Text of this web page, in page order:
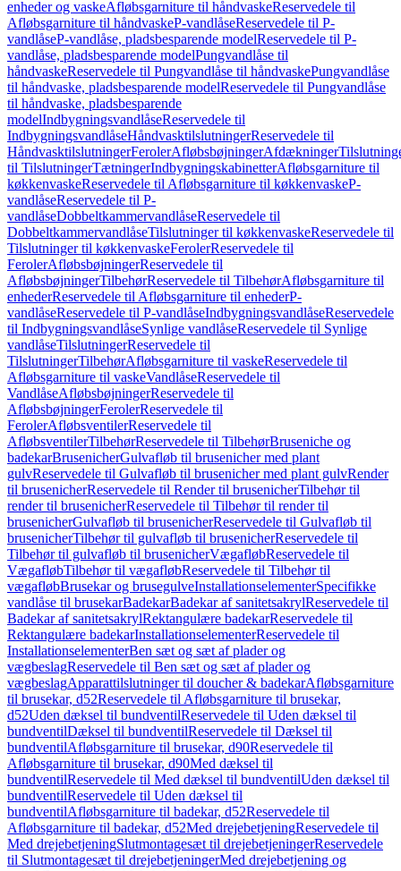
enheder og vaskeAfløbsgarniture til håndvaskeReservedele til
Afløbsgarniture til håndvaskeP-vandlåseReservedele til P-
vandlåseP-vandlåse, pladsbesparende modelReservedele til P-
vandlåse, pladsbesparende modelPungvandlåse til
håndvaskeReservedele til Pungvandlåse til håndvaskePungvandlåse
til håndvaske, pladsbesparende modelReservedele til Pungvandlåse
til håndvaske, pladsbesparende
modelIndbygningsvandlåseReservedele til
IndbygningsvandlåseHåndvasktilslutningerReservedele til
HåndvasktilslutningerFerolerAfløbsbøjningerAfdækninger
til TilslutningerTætningerIndbygningskabinetterAfløbsgarniture til
køkkenvaskeReservedele til Afløbsgarniture til køkkenvaskeP-
vandlåseReservedele til P-
vandlåseDobbeltkammervandlåseReservedele til
DobbeltkammervandlåseTilslutninger til køkkenvaskeReservedele til
Tilslutninger til køkkenvaskeFerolerReservedele til
FerolerAfløbsbøjningerReservedele til
AfløbsbøjningerTilbehørReservedele til TilbehørAfløbsgarniture til
enhederReservedele til Afløbsgarniture til enhederP-
vandlåseReservedele til P-vandlåseIndbygningsvandlåseReservedele
til IndbygningsvandlåseSynlige vandlåseReservedele til Synlige
vandlåseTilslutningerReservedele til
TilslutningerTilbehørAfløbsgarniture til vaskeReservedele til
Afløbsgarniture til vaskeVandlåseReservedele til
VandlåseAfløbsbøjningerReservedele til
AfløbsbøjningerFerolerReservedele til
FerolerAfløbsventilerReservedele til
AfløbsventilerTilbehørReservedele til TilbehørBruseniche og
badekarBrusenicherGulvafløb til brusenicher med plant
gulvReservedele til Gulvafløb til brusenicher med plant gulvRender
til brusenicherReservedele til Render til brusenicherTilbehør til
render til brusenicherReservedele til Tilbehør til render til
brusenicherGulvafløb til brusenicherReservedele til Gulvafløb til
brusenicherTilbehør til gulvafløb til brusenicherReservedele til
Tilbehør til gulvafløb til brusenicherVægafløbReservedele til
VægafløbTilbehør til vægafløbReservedele til Tilbehør til
vægafløbBrusekar og brusegulveInstallationselementerSpecifikke
vandlåse til brusekarBadekarBadekar af sanitetsakrylReservedele til
Badekar af sanitetsakrylRektangulære badekarReservedele til
Rektangulære badekarInstallationselementerReservedele til
InstallationselementerBen sæt og sæt af plader og
vægbeslagReservedele til Ben sæt og sæt af plader og
vægbeslagApparattilslutninger til doucher & badekarAfløbsgarniture
til brusekar, d52Reservedele til Afløbsgarniture til brusekar,
d52Uden dæksel til bundventilReservedele til Uden dæksel til
bundventilDæksel til bundventilReservedele til Dæksel til
bundventilAfløbsgarniture til brusekar, d90Reservedele til
Afløbsgarniture til brusekar, d90Med dæksel til
bundventilReservedele til Med dæksel til bundventilUden dæksel til
bundventilReservedele til Uden dæksel til
bundventilAfløbsgarniture til badekar, d52Reservedele til
Afløbsgarniture til badekar, d52Med drejebetjeningReservedele til
Med drejebetjeningSlutmontagesæt til drejebetjeningerReservedele
til Slutmontagesæt til drejebetjeningerMed drejebetjening og